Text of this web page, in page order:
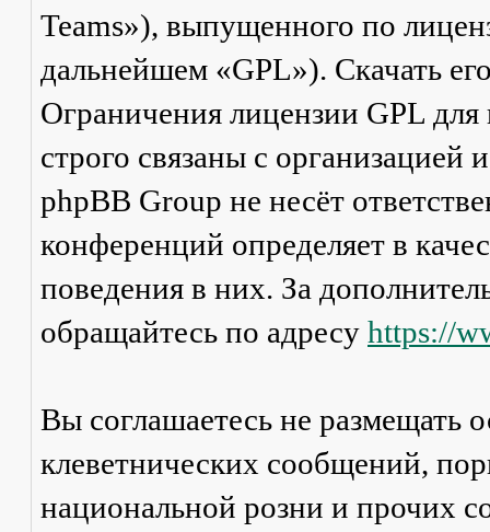
Teams»), выпущенного по
дальнейшем «GPL»). Скачать
Ограничения лицензии GPL
строго связаны с
phpBB Group не несёт
конференций определяет в
поведения в них. За
обращайтесь по адресу https://
Вы соглашаетесь не размещать
клеветнических сообщений,
национальной розни и прочих